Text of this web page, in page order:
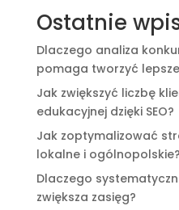
Ostatnie
Dlaczego analiza
pomaga tworzyć
Jak zwiększyć liczbę
edukacyjnej dzięki SEO?
Jak zoptymalizować
lokalne i ogólnopolskie?
Dlaczego
zwiększa zasięg?